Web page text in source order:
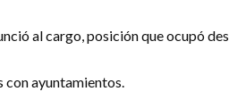
al cargo, posición que ocupó
ayuntamientos.